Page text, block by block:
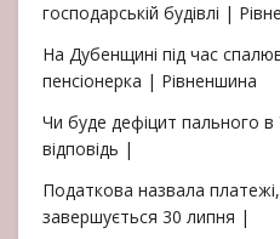
господарській будівлі |
На Дубенщині під час
пенсіонерка | Рівненшина
Чи буде дефіцит пального в
відповідь |
Податкова назвала
завершується 30 липня |